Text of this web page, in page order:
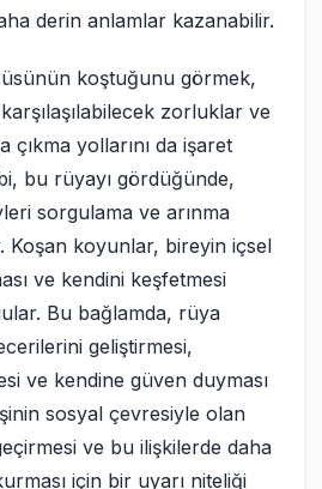
derin anlamlar kazanabilir.
koştuğunu görmek,
zorluklar ve
yollarını da işaret
bu rüyayı gördüğünde,
sorgulama ve arınma
Koşan koyunlar, bireyin içsel
ve kendini keşfetmesi
Bu bağlamda, rüya
geliştirmesi,
ve kendine güven duyması
sosyal çevresiyle olan
ve bu ilişkilerde daha
için bir uyarı niteliği